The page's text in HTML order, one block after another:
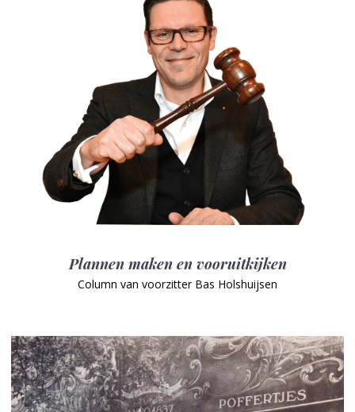
Plannen maken en vooruitkijken
Column van voorzitter Bas Holshuijsen